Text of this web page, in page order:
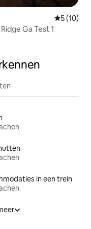
5 (10)
Ga Test 1
in een trein